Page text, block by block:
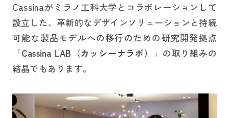
Cassinaがミラノ工科大学とコラボレーションして
設立した、革新的なデザインソリューションと持続
可能な製品モデルへの移行のための研究開発拠点
「Cassina LAB（カッシーナラボ）
」の取り組みの
結晶でもあります。